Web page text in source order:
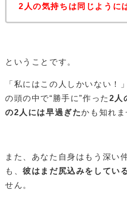
2人の気持ちは同じように
ということです。
「私にはこの人しかいない！
の頭の中で“勝手に”作った 2人
の2人には早過ぎたかも知れま
また、あなた自身はもう深い
も、彼はまだ尻込みをしてい
せん。